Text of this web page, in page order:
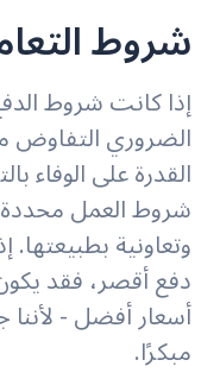
شروط
إذا كانت شروط
الضروري
القدرة على الوفاء
شروط العمل
وتعاونية
دفع أقصر، فقد
أسعار أفضل -
مبكرًا.